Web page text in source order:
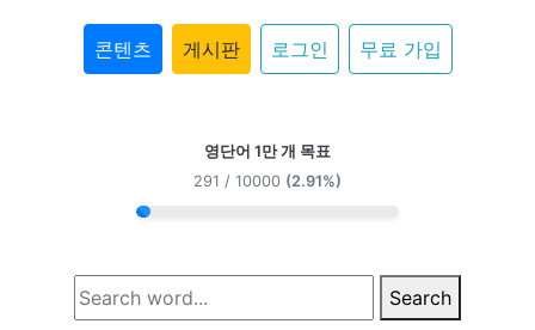
콘텐츠 게시판 로그인 무료 가입
영단어 1만 개 목표
291 / 10000 (2.91%)
Search